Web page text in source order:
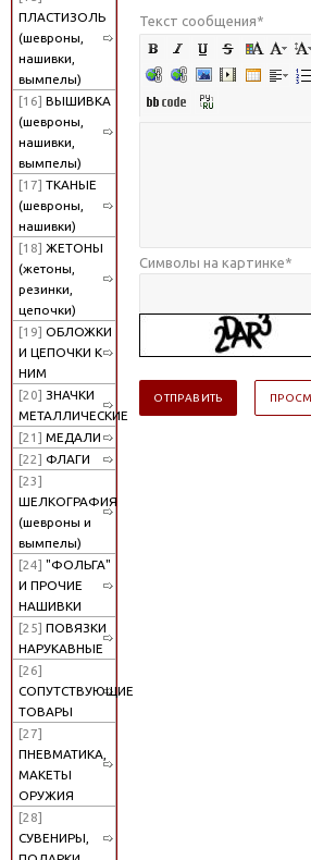
ПЛАСТИЗОЛЬ
(шевроны,
нашивки,
вымпелы)
[16] ВЫШИВКА
(шевроны,
нашивки,
вымпелы)
[17] ТКАНЫЕ
(шевроны,
нашивки)
[18] ЖЕТОНЫ
(жетоны,
резинки,
цепочки)
[19] ОБЛОЖКИ
И ЦЕПОЧКИ К
НИМ
[20] ЗНАЧКИ
МЕТАЛЛИЧЕСКИЕ
[21] МЕДАЛИ
[22] ФЛАГИ
[23]
ШЕЛКОГРАФИЯ
(шевроны и
вымпелы)
[24] "ФОЛЬГА"
И ПРОЧИЕ
НАШИВКИ
[25] ПОВЯЗКИ
НАРУКАВНЫЕ
[26]
СОПУТСТВУЮЩИЕ
ТОВАРЫ
[27]
ПНЕВМАТИКА,
МАКЕТЫ
ОРУЖИЯ
[28]
СУВЕНИРЫ,
Текст сообщения*
Символы на картинке*